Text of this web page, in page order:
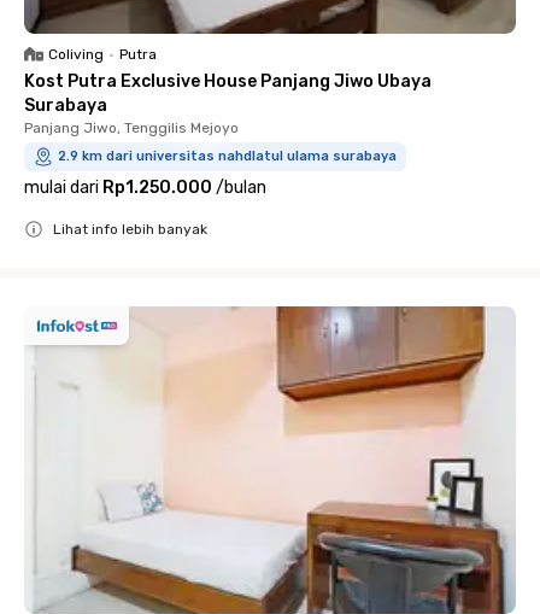
Coliving • Putra
Kost Putra Exclusive House Panjang Jiwo Ubaya
Surabaya
Panjang Jiwo, Tenggilis Mejoyo
2.9 km dari universitas nahdlatul ulama surabaya
mulai dari Rp1.250.000 /bulan
Lihat info lebih banyak